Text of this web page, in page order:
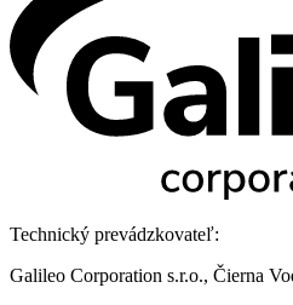
Technický prevádzkovateľ:
Galileo Corporation s.r.o., Čierna